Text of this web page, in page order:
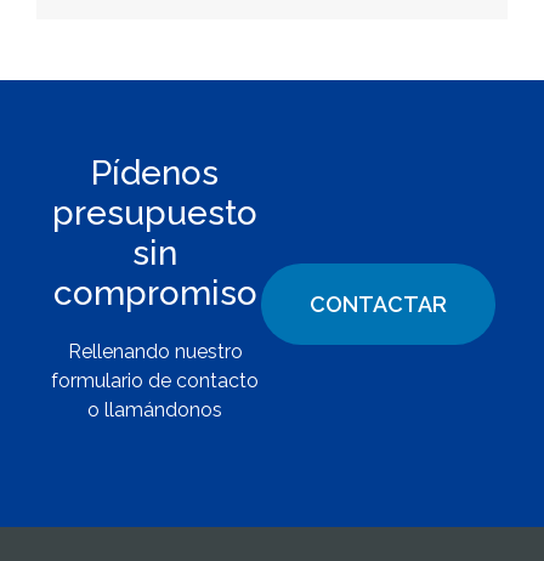
Pídenos
presupuesto
sin
compromiso
Rellenando nuestro
formulario de contacto
o llamándonos
CONTACTAR